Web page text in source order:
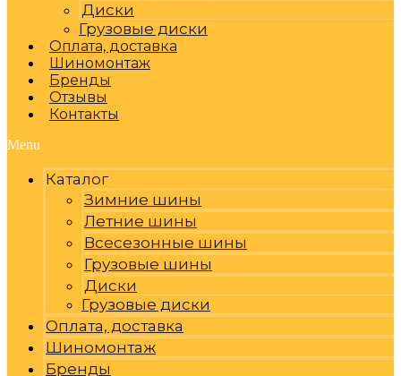
Диски
Грузовые диски
Оплата, доставка
Шиномонтаж
Бренды
Отзывы
Контакты
Menu
Каталог
Зимние шины
Летние шины
Всесезонные шины
Грузовые шины
Диски
Грузовые диски
Оплата, доставка
Шиномонтаж
Бренды